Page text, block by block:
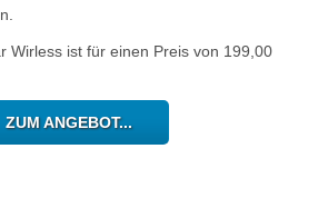
Wirless ist für einen Preis von 199,00
ZUM ANGEBOT...